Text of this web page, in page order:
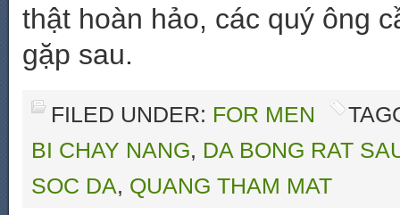
thật hoàn hảo, các quý ông
gặp sau.
FILED UNDER: FOR MEN
BI CHAY NANG, DA BONG RAT
SOC DA, QUANG THAM MAT